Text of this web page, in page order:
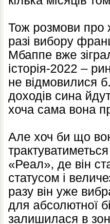
Тож розмови про
разі вибору
Мбаппе вже
історія-2022 –
не відмовилися
доходів сина
хоча сама вона
Але хоч би що
«Реал», де він
статусом і
разу він уже
для абсолютної
залишилася в